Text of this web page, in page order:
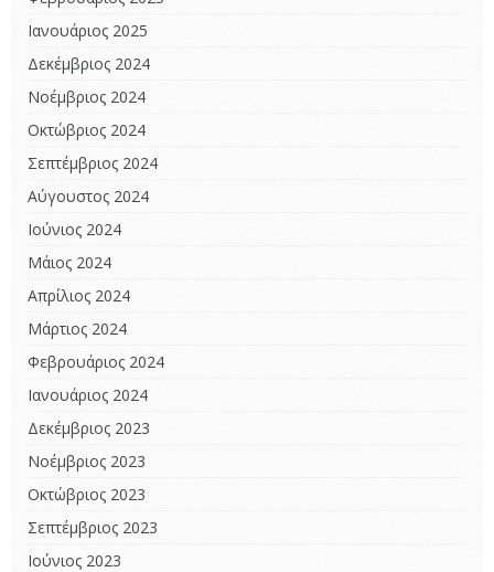
Ιανουάριος 2025
Δεκέμβριος 2024
Νοέμβριος 2024
Οκτώβριος 2024
Σεπτέμβριος 2024
Αύγουστος 2024
Ιούνιος 2024
Μάιος 2024
Απρίλιος 2024
Μάρτιος 2024
Φεβρουάριος 2024
Ιανουάριος 2024
Δεκέμβριος 2023
Νοέμβριος 2023
Οκτώβριος 2023
Σεπτέμβριος 2023
Ιούνιος 2023